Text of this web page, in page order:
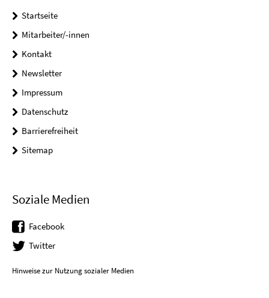
Startseite
Mitarbeiter/-innen
Kontakt
Newsletter
Impressum
Datenschutz
Barrierefreiheit
Sitemap
Soziale Medien
Facebook
Twitter
Hinweise zur Nutzung sozialer Medien